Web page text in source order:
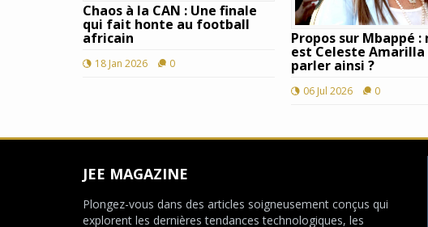
Chaos à la CAN : Une finale
qui fait honte au football
africain
18 Jan 2026 0
Propos sur Mbappé :
est Celeste Amarilla
parler ainsi ?
06 Jul 2026 0
JEE MAGAZINE
Plongez-vous dans des articles soigneusement conçus qui
explorent les dernières tendances technologiques, les